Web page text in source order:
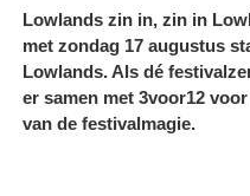
Lowlands zin in, zin in
met zondag 17 augustus
Lowlands. Als dé
er samen met 3voor12
van de festivalmagie.